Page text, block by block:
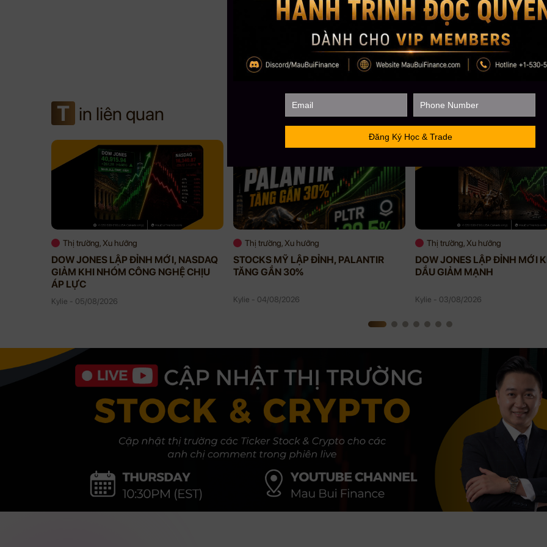
Với kinh nghiệm chinh chiến gần 12 năm Trading
lượng học viên trên toàn cầu lên đến gần
CEO Mau Bui sẽ là người coaching hướng dẫn,
T in liên quan
Thị trường, Xu hướng
DOW JONES LẬP ĐỈNH MỚI, NASDAQ
GIẢM KHI NHÓM CÔNG NGHỆ CHỊU
ÁP LỰC
Kylie - 05/08/2026
Thị trường, Xu hướng
STOCKS MỸ LẬP ĐỈNH, PALANTIR
TĂNG GẦN 30%
Kylie - 04/08/2026
Thị trường, Xu hướng
DOW JONES LẬP ĐỈNH MỚI
DẦU GIẢM MẠNH
Kylie - 03/08/2026